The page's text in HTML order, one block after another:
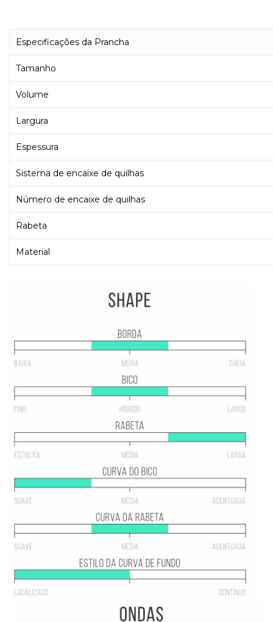
Especificações da Prancha
Tamanho
Volume
Largura
Espessura
Sistema de encaixe de quilhas
Número de encaixe de quilhas
Rabeta
Material